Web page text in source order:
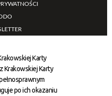
Karty
Krakowskiej Karty
po ich okazaniu